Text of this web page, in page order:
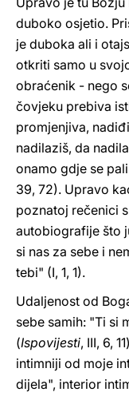
duboko osjetio.
je duboka ali i
otkriti samo u
obraćenik - nego
čovjeku prebiva
promjenjiva,
nadilaziš, da
onamo gdje se
39, 72). Upravo
poznatoj rečenici
autobiografije što
si nas za sebe i
tebi" (I, 1, 1).
Udaljenost od
sebe samih: "Ti si
(Ispovijesti, III, 6,
intimniji od moje
dijela", interior